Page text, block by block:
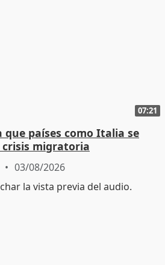
07:21
que países como Italia se
crisis migratoria
03/08/2026